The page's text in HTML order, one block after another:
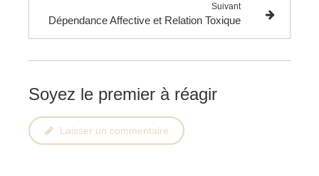
Suivant
Dépendance Affective et Relation Toxique
Soyez le premier à réagir
Laisser un commentaire